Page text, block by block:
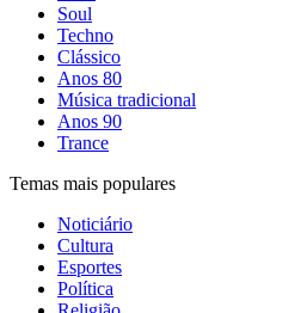
Soul
Techno
Clássico
Anos 80
Música tradicional
Anos 90
Trance
Temas mais populares
Noticiário
Cultura
Esportes
Política